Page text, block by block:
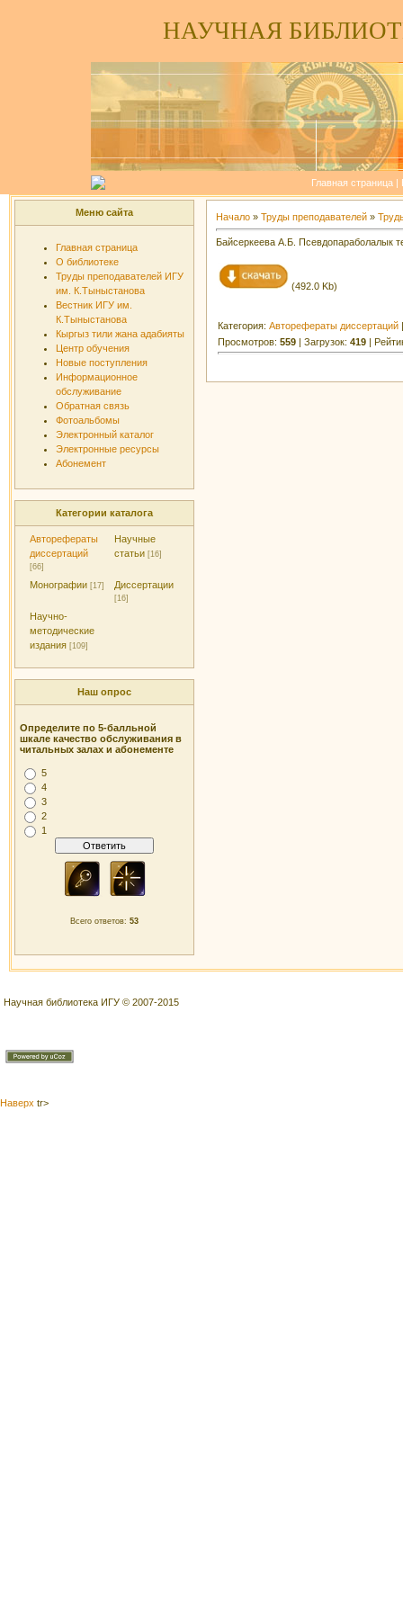
НАУЧНАЯ
Главная страница |
Меню сайта
Главная страница
О библиотеке
Труды преподавателей ИГУ
им. К.Тыныстанова
Вестник ИГУ им.
К.Тыныстанова
Кыргыз тили жана адабияты
Центр обучения
Новые поступления
Информационное
обслуживание
Обратная связь
Фотоальбомы
Электронный каталог
Электронные ресурсы
Абонемент
Категории каталога
Авторефераты
диссертаций
[66]
Научные
статьи [16]
Монографии [17] Диссертации
[16]
Научно-
методические
издания [109]
Наш опрос
Определите по 5-балльной
шкале качество обслуживания в
читальных залах и абонементе
5
4
3
2
1
Всего ответов: 53
Начало » Труды преподавателей »
Байсеркеева А.Б. Псевдопараболалык
(492.0 Kb)
Категория: Авторефераты диссертаций
Просмотров: 559 | Загрузок: 419 |
Научная библиотека ИГУ © 2007-2015
Наверх tr>